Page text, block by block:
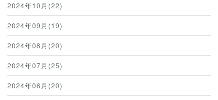
2024年10月(22)
2024年09月(19)
2024年08月(20)
2024年07月(25)
2024年06月(20)